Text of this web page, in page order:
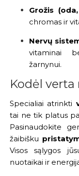
Grožis
chromas ir
Nervų
vitaminai
žarnynui.
Kodėl
Specialiai atrinkti
tai ne tik platus
Pasinaudokite
žaibišku
Visos sąlygos
nuotaikai ir